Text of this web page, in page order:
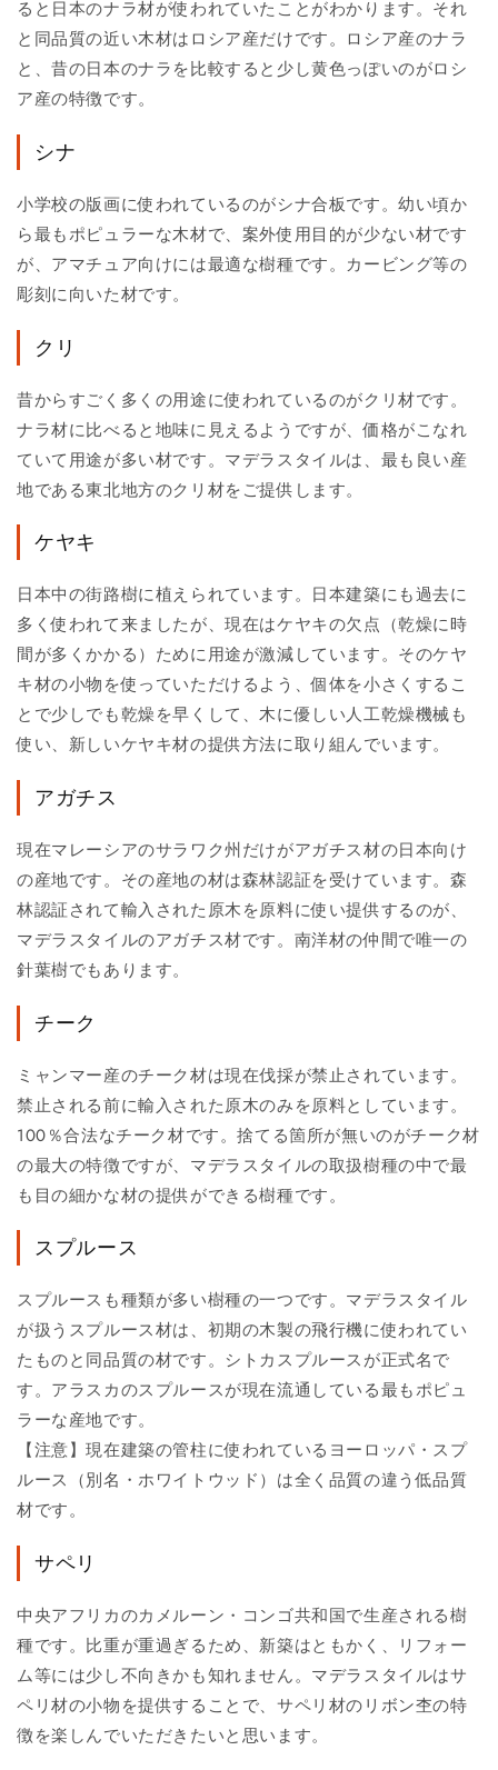
ると日本のナラ材が使われていたことがわかります。それ
と同品質の近い木材はロシア産だけです。ロシア産のナラ
と、昔の日本のナラを比較すると少し黄色っぽいのがロシ
ア産の特徴です。
シナ
小学校の版画に使われているのがシナ合板です。幼い頃か
ら最もポピュラーな木材で、案外使用目的が少ない材です
が、アマチュア向けには最適な樹種です。カービング等の
彫刻に向いた材です。
クリ
昔からすごく多くの用途に使われているのがクリ材です。
ナラ材に比べると地味に見えるようですが、価格がこなれ
ていて用途が多い材です。マデラスタイルは、最も良い産
地である東北地方のクリ材をご提供します。
ケヤキ
日本中の街路樹に植えられています。日本建築にも過去に
多く使われて来ましたが、現在はケヤキの欠点（乾燥に時
間が多くかかる）ために用途が激減しています。そのケヤ
キ材の小物を使っていただけるよう、個体を小さくするこ
とで少しでも乾燥を早くして、木に優しい人工乾燥機械も
使い、新しいケヤキ材の提供方法に取り組んでいます。
アガチス
現在マレーシアのサラワク州だけがアガチス材の日本向け
の産地です。その産地の材は森林認証を受けています。森
林認証されて輸入された原木を原料に使い提供するのが、
マデラスタイルのアガチス材です。南洋材の仲間で唯一の
針葉樹でもあります。
チーク
ミャンマー産のチーク材は現在伐採が禁止されています。
禁止される前に輸入された原木のみを原料としています。
100％合法なチーク材です。捨てる箇所が無いのがチーク材
の最大の特徴ですが、マデラスタイルの取扱樹種の中で最
も目の細かな材の提供ができる樹種です。
スプルース
スプルースも種類が多い樹種の一つです。マデラスタイル
が扱うスプルース材は、初期の木製の飛行機に使われてい
たものと同品質の材です。シトカスプルースが正式名で
す。アラスカのスプルースが現在流通している最もポピュ
ラーな産地です。
【注意】現在建築の管柱に使われているヨーロッパ・スプ
ルース（別名・ホワイトウッド）は全く品質の違う低品質
材です。
サペリ
中央アフリカのカメルーン・コンゴ共和国で生産される樹
種です。比重が重過ぎるため、新築はともかく、リフォー
ム等には少し不向きかも知れません。マデラスタイルはサ
ペリ材の小物を提供することで、サペリ材のリボン杢の特
徴を楽しんでいただきたいと思います。